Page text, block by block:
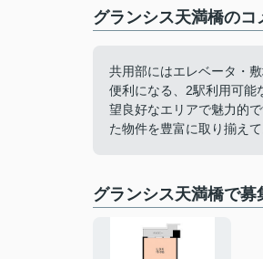
グランシス天満橋の
共用部にはエレベータ・
便利になる、2駅利用可能
望良好なエリアで魅力的
た物件を豊富に取り揃え
グランシス天満橋で募